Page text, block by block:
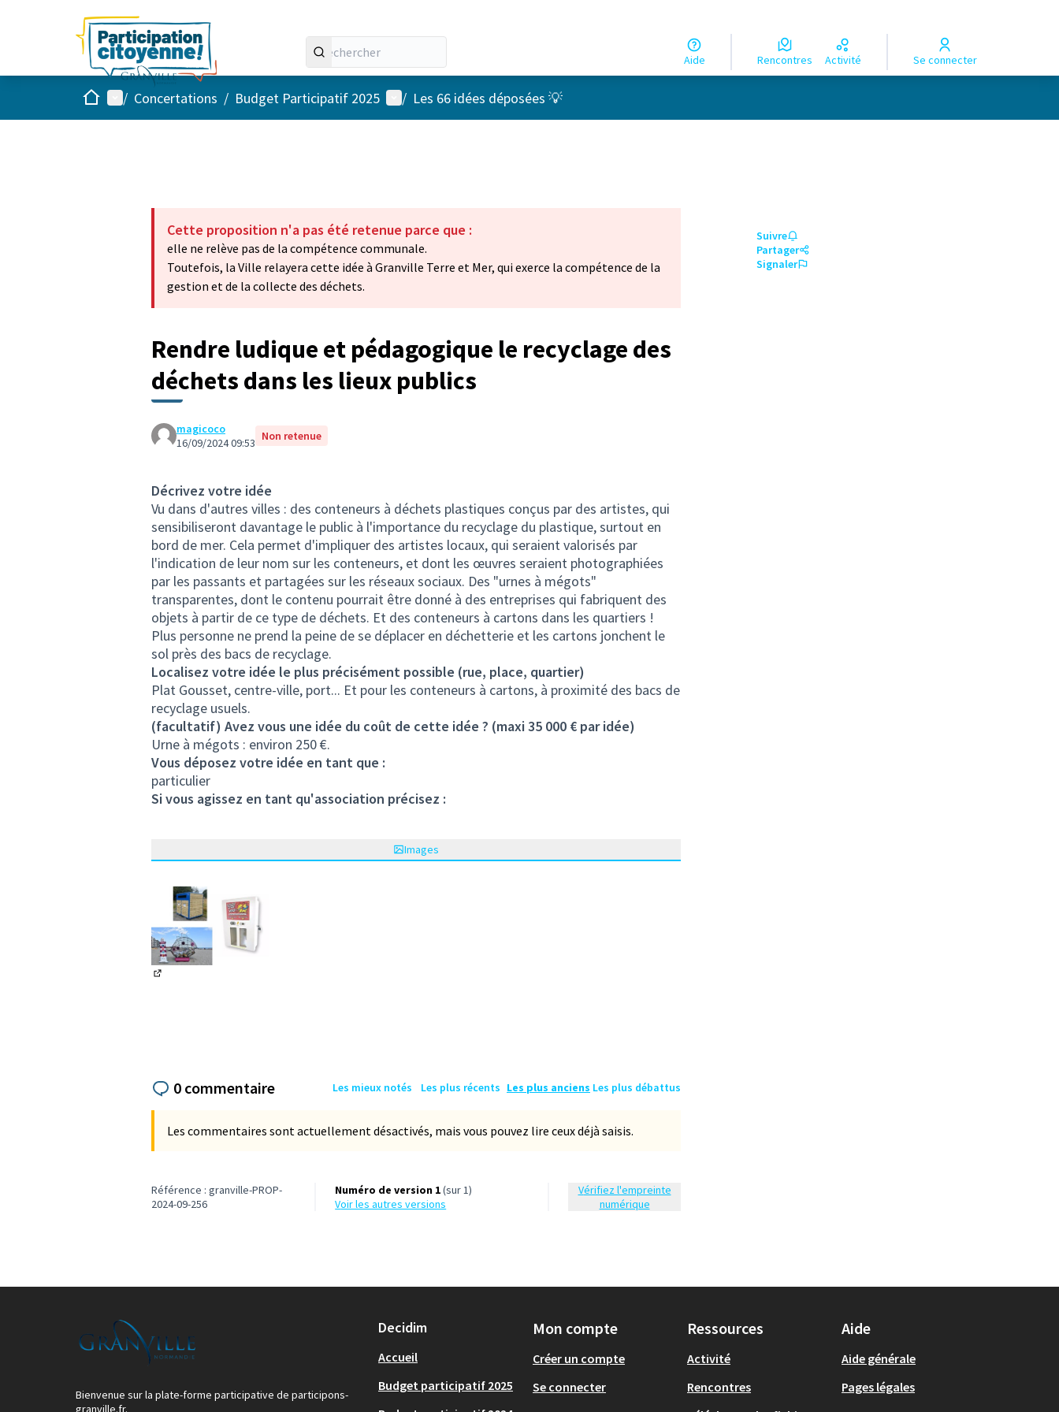
Aide Rencontres Activité Se connecter
AccueilMenu principal
/ Concertations / Budget Participatif 2025 Menu utilisateur
/ Les 66 idées déposées 💡
Cette proposition n'a pas été retenue parce que :
elle ne relève pas de la compétence communale.
Toutefois, la Ville relayera cette idée à Granville Terre et Mer, qui exerce la compétence de la
gestion et de la collecte des déchets.
Rendre ludique et pédagogique le recyclage des
déchets dans les lieux publics
magicoco
16/09/2024 09:53 Non retenue
Décrivez votre idée
Vu dans d'autres villes : des conteneurs à déchets plastiques conçus par des artistes, qui
sensibiliseront davantage le public à l'importance du recyclage du plastique, surtout en
bord de mer. Cela permet d'impliquer des artistes locaux, qui seraient valorisés par
l'indication de leur nom sur les conteneurs, et dont les œuvres seraient photographiées
par les passants et partagées sur les réseaux sociaux. Des "urnes à mégots"
transparentes, dont le contenu pourrait être donné à des entreprises qui fabriquent des
objets à partir de ce type de déchets. Et des conteneurs à cartons dans les quartiers !
Plus personne ne prend la peine de se déplacer en déchetterie et les cartons jonchent le
sol près des bacs de recyclage.
Localisez votre idée le plus précisément possible (rue, place, quartier)
Plat Gousset, centre-ville, port... Et pour les conteneurs à cartons, à proximité des bacs de
recyclage usuels.
(facultatif) Avez vous une idée du coût de cette idée ? (maxi 35 000 € par idée)
Urne à mégots : environ 250 €.
Vous déposez votre idée en tant que :
particulier
Si vous agissez en tant qu'association précisez :
Images
Suivre
Partager
Signaler
0 commentaire Les mieux notés Les plus récents Les plus anciens Les plus débattus
Les commentaires sont actuellement désactivés, mais vous pouvez lire ceux déjà saisis.
Référence : granville-PROP-
2024-09-256
Numéro de version 1(sur 1)
voir les autres versions
Vérifiez l'empreinte
numérique
Bienvenue sur la plate-forme participative de participons-
granville.fr.
Decidim
Accueil
Budget participatif 2025
Mon compte
Créer un compte
Se connecter
Ressources
Activité
Rencontres
Aide
Aide générale
Pages légales